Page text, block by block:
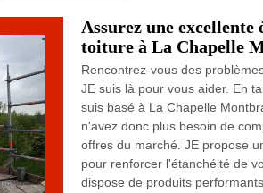
Assurez une excellente
toiture à La Chapelle
Rencontrez-vous des
JE suis là pour vous aider. En
suis basé à La Chapelle
n'avez donc plus besoin de
offres du marché. JE propose
pour renforcer l'étanchéité de
dispose de produits